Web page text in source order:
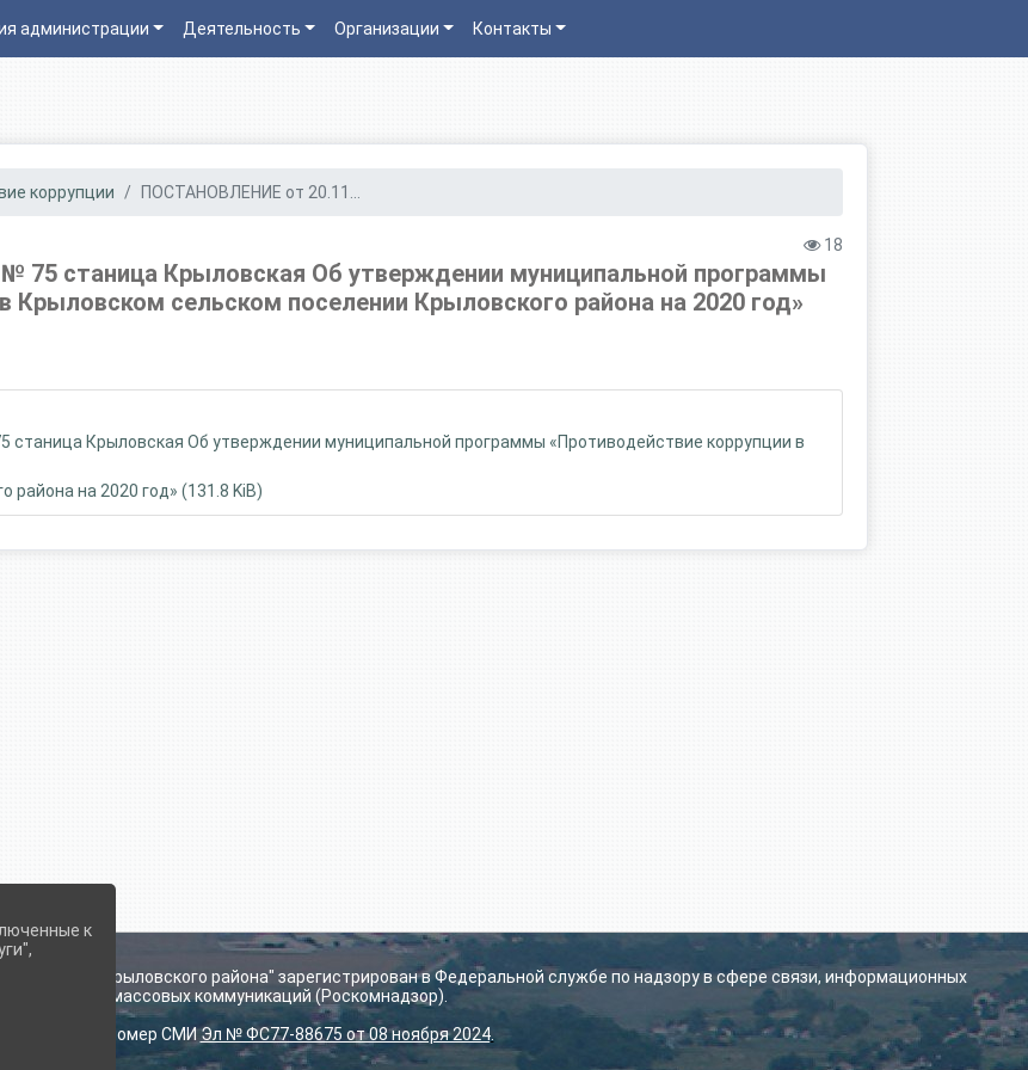
администрации Деятельность Организации Контакты
коррупции ПОСТАНОВЛЕНИЕ от 20.11...
18
75 станица Крыловская Об утверждении муниципальной программы
Крыловском сельском поселении Крыловского района на 2020 год»
Крыловская Об утверждении муниципальной программы «Противодействие коррупции в
района на 2020 год» (131.8 KiB)
Крыловского района" зарегистрирован в Федеральной службе по надзору в сфере связи, информационных
технологий и массовых коммуникаций (Роскомнадзор).
номер СМИЭл № ФС77-88675 от 08 ноября 2024.
к